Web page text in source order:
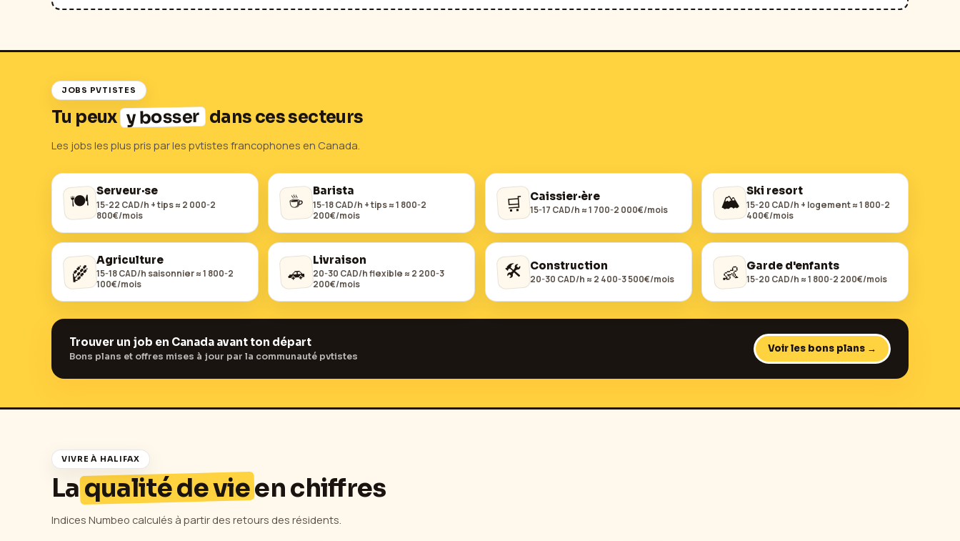
JOBS PVTISTES
Tu peux y bosser dans ces secteurs
Les jobs les plus pris par les pvtistes francophones en Canada.
🍽️ Serveur·se
15-22 CAD/h + tips ≈ 2 000-2
800€/mois
☕ Barista
15-18 CAD/h + tips ≈ 1 800-2
200€/mois
🛒 Caissier·ère
15-17 CAD/h ≈ 1 700-2 000€/mois 🏔️ Ski resort
15-20 CAD/h + logement ≈ 1 800-2
400€/mois
🌾 Agriculture
15-18 CAD/h saisonnier ≈ 1 800-2
100€/mois
🚗 Livraison
20-30 CAD/h flexible ≈ 2 200-3
200€/mois
🛠️ Construction
20-30 CAD/h ≈ 2 400-3 500€/mois 👶 Garde d'enfants
15-20 CAD/h ≈ 1 800-2 200€/mois
Trouver un job en Canada avant ton départ
Bons plans et offres mises à jour par la communauté pvtistes
Voir les bons plans →
VIVRE À HALIFAX
Laqualité de vieen chiffres
Indices Numbeo calculés à partir des retours des résidents.